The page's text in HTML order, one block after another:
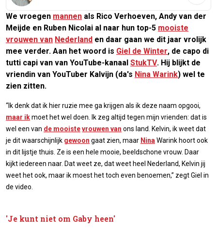
We vroegen mannen als Rico Verhoeven, Andy van der
Meijde en Ruben Nicolai al naar hun top-5 mooiste
vrouwen van Nederland en daar gaan we dit jaar vrolijk
mee verder. Aan het woord is Giel de Winter, de capo di
tutti capi van van YouTube-kanaal StukTV. Hij blijkt de
vriendin van YouTuber Kalvijn (da's Nina Warink) wel te
zien zitten.
“Ik denk dat ik hier ruzie mee ga krijgen als ik deze naam opgooi,
maar ikmoet het wel doen. Ik zeg altijd tegen mijn vrienden: dat is
wel een van de mooistevrouwen van ons land. Kelvin, ik weet dat
je dit waarschijnlijk gewoon gaat zien, maar Nina Warink hoort ook
in dit lijstje thuis. Ze is een hele mooie, beeldschone vrouw. Daar
kijkt iedereen naar. Dat weet ze, dat weet heel Nederland, Kelvin jij
weet het ook, maar ik moest het toch even benoemen,” zegt Giel in
de video.
'Je kunt niet om Gaby heen'